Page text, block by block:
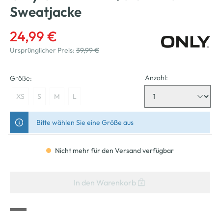
Sweatjacke
24,99 €
Ursprünglicher Preis: 39,99 €
Größe:
XS S M L
Anzahl:
Bitte wählen Sie eine Größe aus
Nicht mehr für den Versand verfügbar
In den Warenkorb